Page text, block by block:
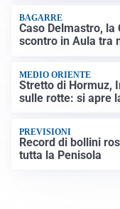
BAGARRE
Caso Delmastro, la
scontro in Aula tra
MEDIO ORIENTE
Stretto di Hormuz,
sulle rotte: si apre
PREVISIONI
Record di bollini
tutta la Penisola